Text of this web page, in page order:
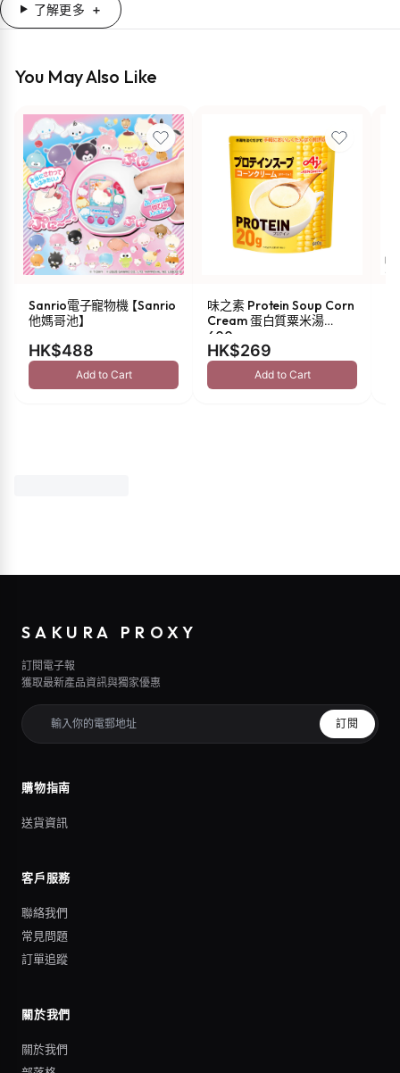
了解更多
You May Also Like
Sanrio電子寵物機 【Sanrio
他媽哥池】
HK$488
Add to Cart
味之素 Protein Soup Corn
Cream 蛋白質粟米湯
600g
HK$269
Add to Cart
SAKURA PROXY
訂閱電子報
獲取最新產品資訊與獨家優惠
訂閱
購物指南
送貨資訊
客戶服務
聯絡我們
常見問題
訂單追蹤
關於我們
關於我們